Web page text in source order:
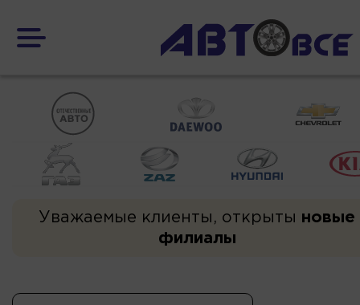
Уважаемые клиенты, открыты новые
филиалы